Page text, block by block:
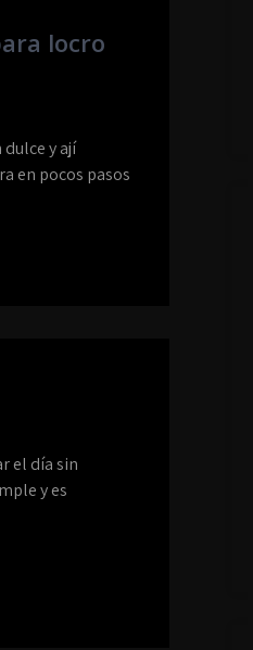
locro
y ají
en pocos pasos
el día sin
y es